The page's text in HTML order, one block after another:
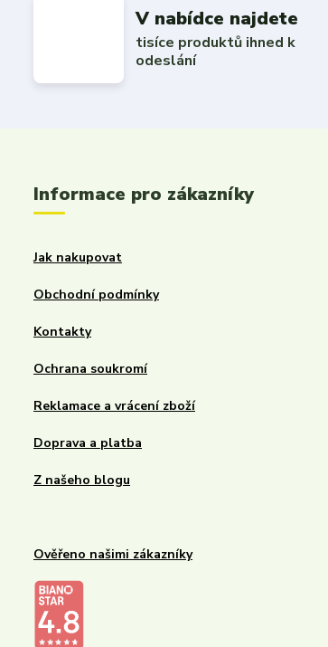
V nabídce najdete
tisíce produktů ihned k
odeslání
Informace pro zákazníky
Jak nakupovat
Obchodní podmínky
Kontakty
Ochrana soukromí
Reklamace a vrácení zboží
Doprava a platba
Z našeho blogu
Ověřeno našimi zákazníky